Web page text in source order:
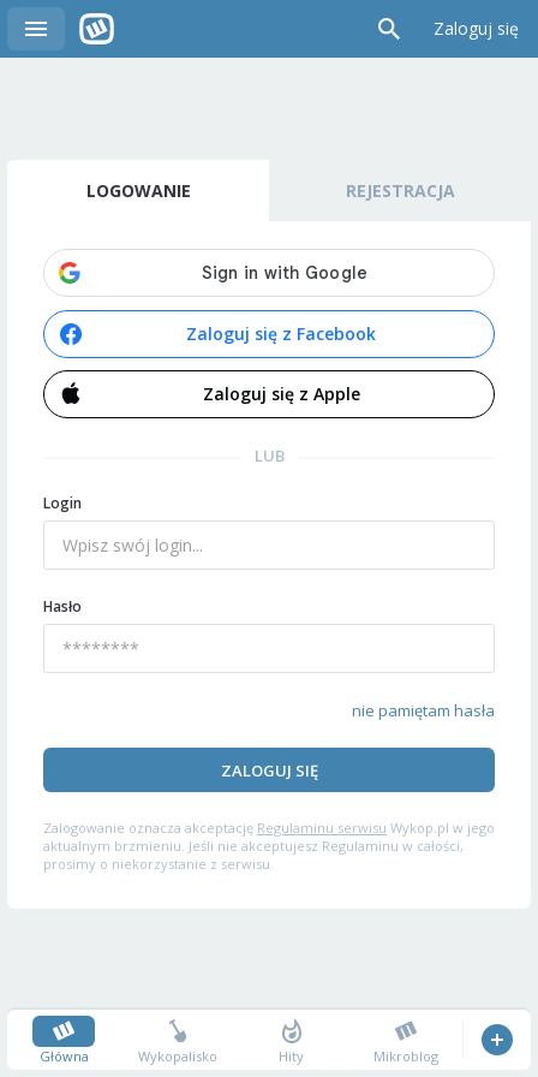
Zaloguj się
LOGOWANIE REJESTRACJA
Zaloguj się z Facebook
Zaloguj się z Apple
LUB
Login
Hasło
nie pamiętam hasła
ZALOGUJ SIĘ
Zalogowanie oznacza akceptację Regulaminu serwisu Wykop.pl w jego
aktualnym brzmieniu. Jeśli nie akceptujesz Regulaminu w całości,
prosimy o niekorzystanie z serwisu.
Główna Wykopalisko Hity Mikroblog